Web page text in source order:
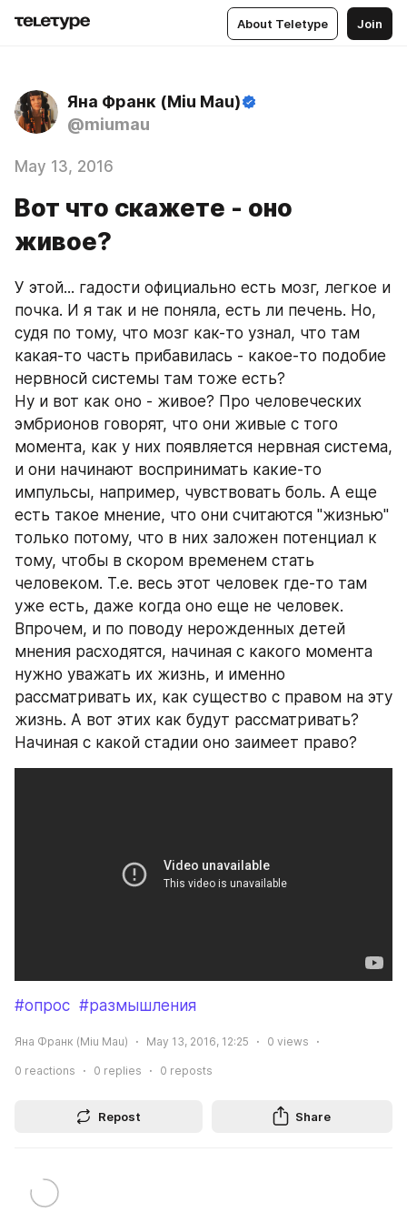
About Teletype Join
Яна Франк (Miu Mau)
@miumau
May 13, 2016
Вот что скажете - оно
живое?
У этой... гадости официально есть мозг, легкое и
почка. И я так и не поняла, есть ли печень. Но,
судя по тому, что мозг как-то узнал, что там
какая-то часть прибавилась - какое-то подобие
нервносй системы там тоже есть?
Ну и вот как оно - живое? Про человеческих
эмбрионов говорят, что они живые с того
момента, как у них появляется нервная система,
и они начинают воспринимать какие-то
импульсы, например, чувствовать боль. А еще
есть такое мнение, что они считаются "жизнью"
только потому, что в них заложен потенциал к
тому, чтобы в скором временем стать
человеком. Т.е. весь этот человек где-то там
уже есть, даже когда оно еще не человек.
Впрочем, и по поводу нерожденных детей
мнения расходятся, начиная с какого момента
нужно уважать их жизнь, и именно
рассматривать их, как существо с правом на эту
жизнь. А вот этих как будут рассматривать?
Начиная с какой стадии оно заимеет право?
#опрос #размышления
Яна Франк (Miu Mau) May 13, 2016, 12:25 0 views
0 reactions 0 replies 0 reposts
Repost Share